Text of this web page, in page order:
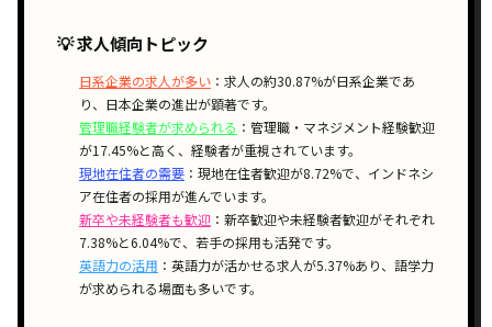
💡 求人傾向トピック
日系企業の求人が多い ：求人の約30.87%が日系企業であ
り、日本企業の進出が顕著です。
管理職経験者が求められる ：管理職・マネジメント経験歓迎
が17.45%と高く、経験者が重視されています。
現地在住者の需要 ：現地在住者歓迎が8.72%で、インドネシ
ア在住者の採用が進んでいます。
新卒や未経験者も歓迎 ：新卒歓迎や未経験者歓迎がそれぞれ
7.38%と6.04%で、若手の採用も活発です。
英語力の活用 ：英語力が活かせる求人が5.37%あり、語学力
が求められる場面も多いです。